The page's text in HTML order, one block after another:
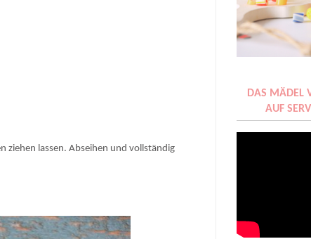
ziehen lassen. Abseihen und vollständig
DAS MÄDEL
AUF